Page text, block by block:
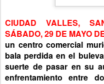
CIUDAD VALLES,
SÁBADO, 29 DE MAYO
un centro comercial
bala perdida en el
suerte de pasar en su
enfrentamiento entre